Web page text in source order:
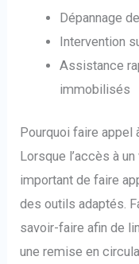
Dépannage
Intervention
Assistance
immobilisés
Pourquoi faire appel
Lorsque l’accès à
important de faire
des outils adaptés.
savoir-faire afin de
une remise en